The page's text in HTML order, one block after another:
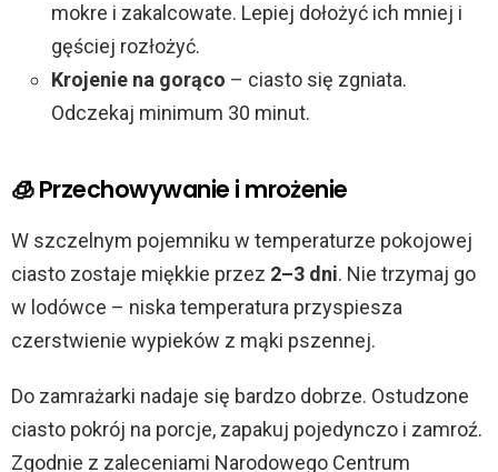
mokre i zakalcowate. Lepiej dołożyć ich mniej i
gęściej rozłożyć.
Krojenie na gorąco – ciasto się zgniata.
Odczekaj minimum 30 minut.
🧊 Przechowywanie i mrożenie
W szczelnym pojemniku w temperaturze pokojowej
ciasto zostaje miękkie przez 2–3 dni. Nie trzymaj go
w lodówce – niska temperatura przyspiesza
czerstwienie wypieków z mąki pszennej.
Do zamrażarki nadaje się bardzo dobrze. Ostudzone
ciasto pokrój na porcje, zapakuj pojedynczo i zamroź.
Zgodnie z zaleceniami Narodowego Centrum